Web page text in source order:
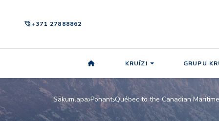
phone_in_talk+371 27888862
KRUĪZI GRUPU
Sākumlapa Ponant Québec to the Canadian